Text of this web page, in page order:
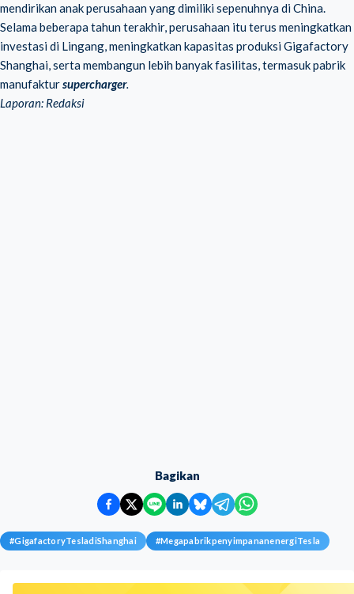
mendirikan anak perusahaan yang dimiliki sepenuhnya di China.
Selama beberapa tahun terakhir, perusahaan itu terus meningkatkan
investasi di Lingang, meningkatkan kapasitas produksi Gigafactory
Shanghai, serta membangun lebih banyak fasilitas, termasuk pabrik
manufaktursupercharger.
Laporan: Redaksi
Bagikan
#GigafactoryTesladiShanghai #MegapabrikpenyimpananenergiTesla